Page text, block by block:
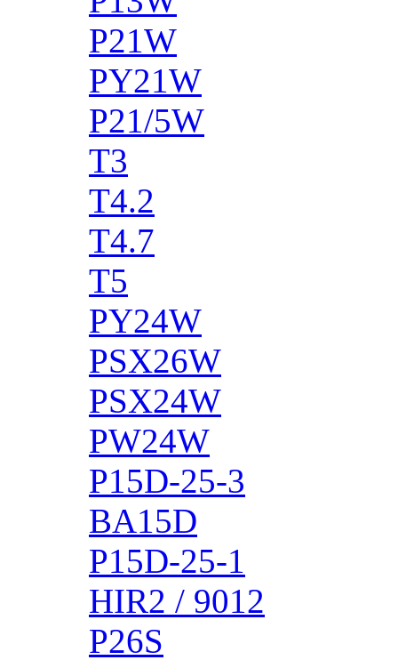
P21W
PY21W
P21/5W
T3
T4.2
T4.7
T5
PY24W
PSX26W
PSX24W
PW24W
P15D-25-3
BA15D
P15D-25-1
HIR2 / 9012
P26S